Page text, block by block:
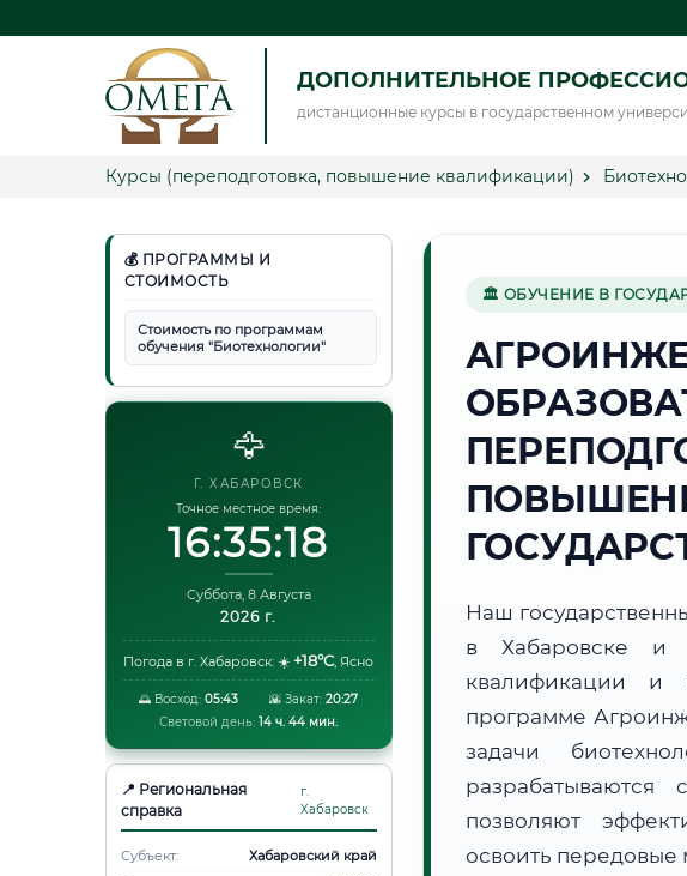
ДОПОЛНИТЕЛЬНОЕ
дистанционные курсы в государственном
Курсы (переподготовка, повышение квалификации)
💰 ПРОГРАММЫ И
СТОИМОСТЬ
Стоимость по программам
обучения "Биотехнологии"
🦅
Г. ХАБАРОВСК
Точное местное время:
16:35:18
Суббота, 8 Августа
2026 г.
Погода в г. Хабаровск: ☀️ +18°C, Ясно
🌅 Восход: 05:43 🌇 Закат:20:27
Световой день: 14 ч. 44 мин.
📍 Региональная
справка
г.
Хабаровск
Субъект:
Хабаровский край
🏛 ОБУЧЕНИЕ В
Наш
в Хабаровске и
квалификации и
программе
задачи
позволяют
освоить передовые